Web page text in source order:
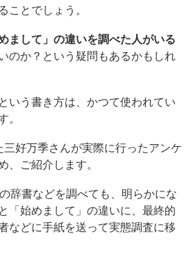
ことでしょう。
まして」の違いを調べた人がいる
のか？という疑問もあるかもしれ
いう書き方は、かつて使われてい
。
好万季さんが実際に行ったアンケ
、ご紹介します。
辞書などを調べても、明らかにな
「始めまして」の違いに、最終的
などに手紙を送って実態調査に移